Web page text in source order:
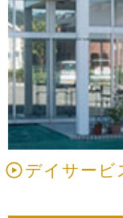
デイサー